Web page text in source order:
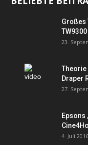
Großes
TW9300
23.
Theorie
Draper
27.
Epsons
4. Juli 2016